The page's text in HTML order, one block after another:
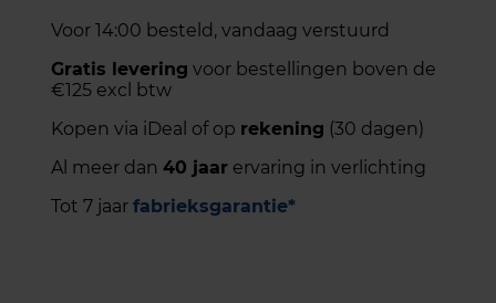
Voor 14:00 besteld, vandaag verstuurd
Gratis levering voor bestellingen boven de
€125 excl btw
Kopen via iDeal of op rekening (30 dagen)
Al meer dan 40 jaar ervaring in verlichting
Tot 7 jaar fabrieksgarantie*